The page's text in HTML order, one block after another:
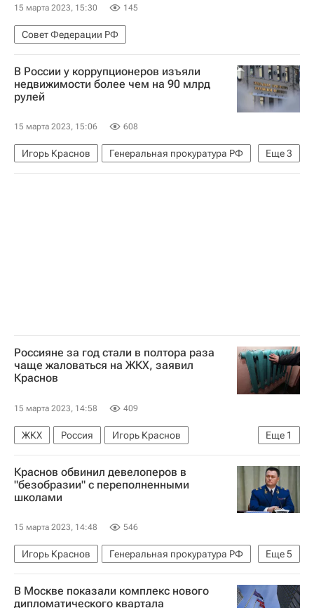
15 марта 2023, 15:30 145
Совет Федерации РФ
В России у коррупционеров изъяли
недвижимости более чем на 90 млрд
рулей
15 марта 2023, 15:06 608
Еще3
Игорь Краснов
Генеральная прокуратура РФ
Россия
Коррупция Недвижимость
Россияне за год стали в полтора раза
чаще жаловаться на ЖКХ, заявил
Краснов
15 марта 2023, 14:58 409
Еще 1
ЖКХ Россия
Игорь Краснов
Генеральная прокуратура РФ
Краснов обвинил девелоперов в
"безобразии" с переполненными
школами
15 марта 2023, 14:48 546
Еще5
Игорь Краснов
Генеральная прокуратура РФ
Россия
Инфраструктура
Социальная инфраструктура
Строительство
В Москве показали комплекс нового
дипломатического квартала